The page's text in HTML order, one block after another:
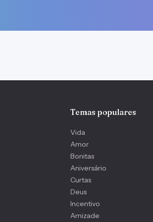
Temas populares
Vida
Amor
Bonitas
Aniversário
Curtas
Deus
Incentivo
Amizade